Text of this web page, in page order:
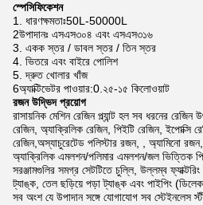
স্পেসিফিকেশন
1. ধারণক্ষমতাঃ50L-50000L
2উপাদানঃ এসএস৩০৪ এবং এসএস৩১৬
3. একক স্তর / ডাবল স্তর / তিন স্তর
4. ভিতরে এবং বাইরে পোলিশ
5. দ্রুত খোলার খাঁজ
6অ্যাক্টিভেটর পাওয়ার:0.২৫-১৫ কিলোওয়াট
রজন উদ্ভিদ প্রয়োগ
রাসায়নিক মেশিন রেজিন প্ল্যান্ট হল সব ধরনের
রেজিন, অ্যাক্রিলিক রেজিন, পিইটি রেজিন, ইপোক্সি
রেজিন,অস্যাচুরেটেড পলিস্টার রজন, , অ্যামিনো রজন,
অ্যাক্রিলিক এমলশন/পলিমার এমলশন/জল ভিত্তিক
সরঞ্জামগুলির সমগ্র সেটটিতে চুল্লি, উল্লম্ব
ট্যাঙ্ক, তেল ছড়িয়ে পড়া ট্যাঙ্ক এবং পাইপিং
সব অংশ যে উপাদান সঙ্গে যোগাযোগ সব স্টেইনলেস